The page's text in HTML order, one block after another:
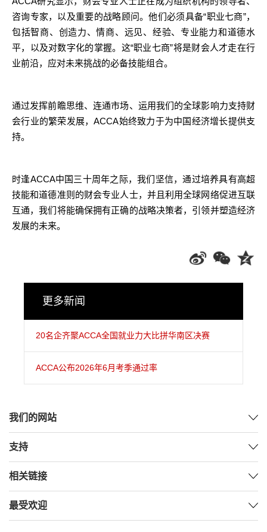
咨询专家，以及重要的战略顾问。他们必须具备“职业七商”，
包括智商、创造力、情商、远见、经验、专业能力和道德水
平，以及对数字化的掌握。 这“职业七商”将是财会人才走在行
业前沿，应对未来挑战的必备技能组合。
通过发挥前瞻思维、连通市场、运用我们的全球影响力支持财
会行业的繁荣发展，ACCA始终致力于为中国经济增长提供支
持。
时逢ACCA中国三十周年之际，我们坚信，通过培养具有高超
技能和道德准则的财会专业人士，并且利用全球网络促进互联
互通，我们将能确保拥有正确的战略决策者，引领并塑造经济
发展的未来。
更多新闻
20名企齐聚ACCA全国就业力大比拼华南区决赛
ACCA公布2026年6月考季通过率
我们的网站
支持
相关链接
最受欢迎